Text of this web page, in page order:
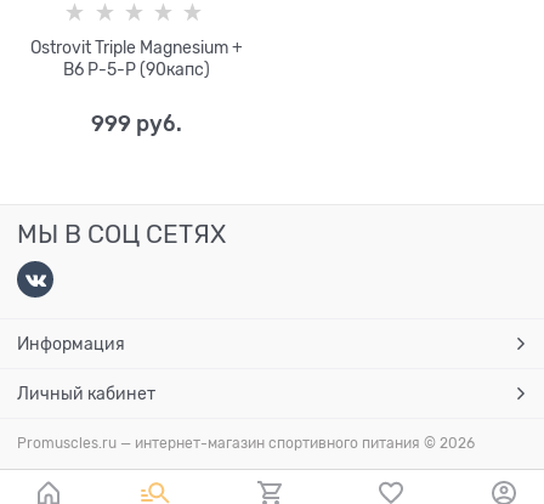
Ostrovit Triple Magnesium +
B6 P-5-P (90капс)
999 руб.
МЫ В СОЦ СЕТЯХ
Информация
Личный кабинет
Promuscles.ru — интернет-магазин спортивного питания © 2026